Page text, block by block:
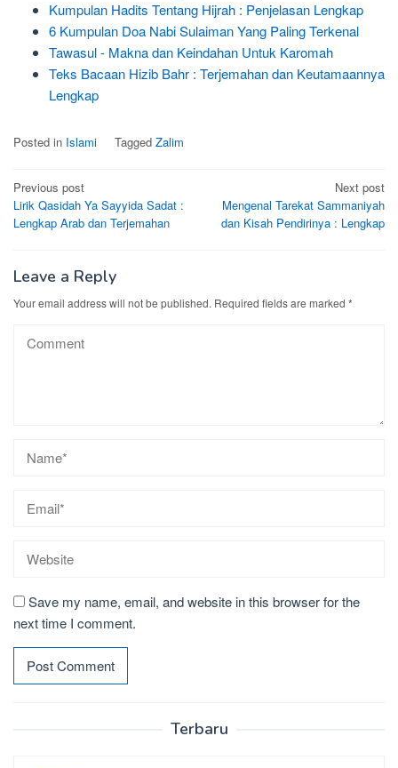
Kumpulan Hadits Tentang Hijrah : Penjelasan Lengkap
6 Kumpulan Doa Nabi Sulaiman Yang Paling Terkenal
Tawasul - Makna dan Keindahan Untuk Karomah
Teks Bacaan Hizib Bahr : Terjemahan dan Keutamaannya
Lengkap
Posted in Islami Tagged Zalim
Post
navigation
Previous post
Lirik Qasidah Ya Sayyida Sadat :
Lengkap Arab dan Terjemahan
Next post
Mengenal Tarekat Sammaniyah
dan Kisah Pendirinya : Lengkap
Leave a Reply
Your email address will not be published. Required fields are marked *
Save my name, email, and website in this browser for the
next time I comment.
Terbaru